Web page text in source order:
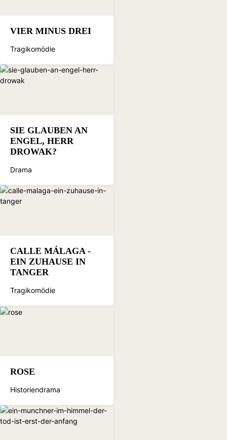
VIER MINUS DREI
Tragikomödie
SIE GLAUBEN AN
ENGEL, HERR
DROWAK?
Drama
CALLE MÁLAGA -
EIN ZUHAUSE IN
TANGER
Tragikomödie
ROSE
Historiendrama